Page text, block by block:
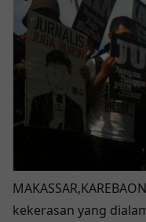
kekerasan yang